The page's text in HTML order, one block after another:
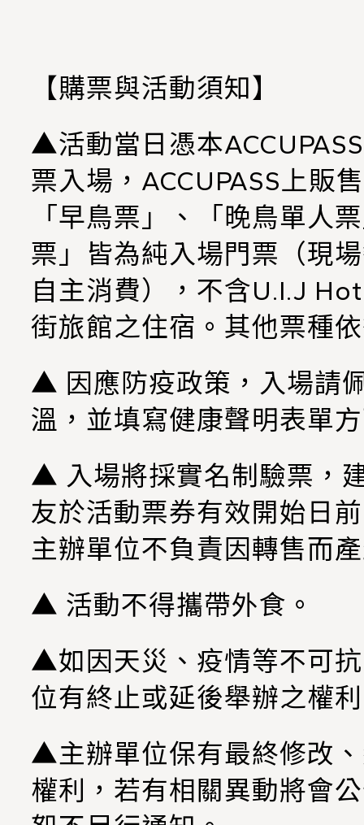
【購票與活動須知】
▲活動當日憑本
票入場，ACCUPASS上販
「早鳥票」、「晚鳥單人
票」皆為純入場門票（現
自主消費），不含U.I.J
街旅館之住宿。其他票種
▲ 因應防疫政策，入場請
溫，並填寫健康聲明表單
▲ 入場將採實名制驗票，
友於活動票券有效開始日
主辦單位不負責因轉售而
▲ 活動不得攜帶外食。
▲如因天災、疫情等不可
位有終止或延後舉辦之權
▲主辦單位保有最終修改
權利，若有相關異動將會